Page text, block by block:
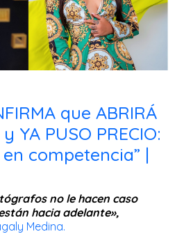
que ABRIRÁ
YA PUSO PRECIO:
competencia” |
no le hacen caso
hacia adelante»,
Medina.